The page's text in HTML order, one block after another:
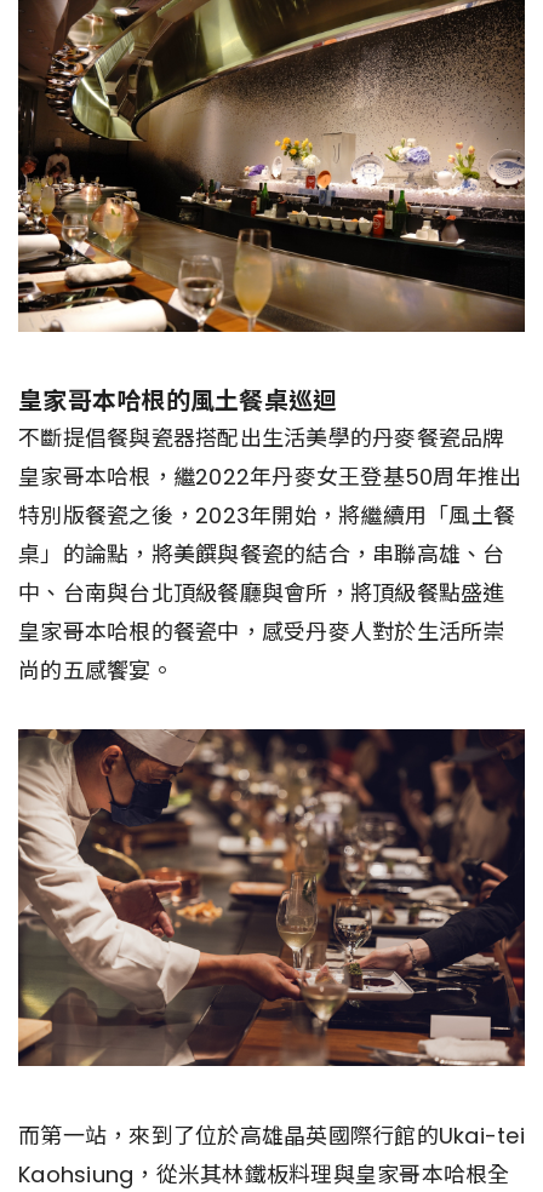
皇家哥本哈根的風土餐桌巡迴
不斷提倡餐與瓷器搭配出生活美學的丹麥餐瓷品牌
皇家哥本哈根，繼2022年丹麥女王登基50周年推出
特別版餐瓷之後，2023年開始，將繼續用「風土餐
桌」的論點，將美饌與餐瓷的結合，串聯高雄、台
中、台南與台北頂級餐廳與會所，將頂級餐點盛進
皇家哥本哈根的餐瓷中，感受丹麥人對於生活所崇
尚的五感饗宴。
而第一站，來到了位於高雄晶英國際行館的Ukai-tei
Kaohsiung，從米其林鐵板料理與皇家哥本哈根全